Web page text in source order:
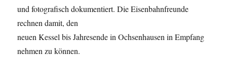
und fotografisch dokumentiert. Die Eisenbahnfreunde
rechnen damit, den
neuen Kessel bis Jahresende in Ochsenhausen in Empfang
nehmen zu können.